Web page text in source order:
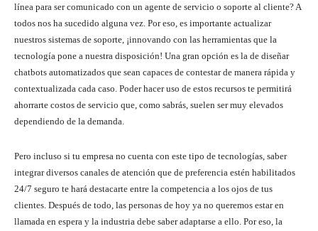
línea para ser comunicado con un agente de servicio o soporte al cliente? A
todos nos ha sucedido alguna vez. Por eso, es importante actualizar
nuestros sistemas de soporte, ¡innovando con las herramientas que la
tecnología pone a nuestra disposición! Una gran opción es la de diseñar
chatbots automatizados que sean capaces de contestar de manera rápida y
contextualizada cada caso. Poder hacer uso de estos recursos te permitirá
ahorrarte costos de servicio que, como sabrás, suelen ser muy elevados
dependiendo de la demanda.
Pero incluso si tu empresa no cuenta con este tipo de tecnologías, saber
integrar diversos canales de atención que de preferencia estén habilitados
24/7 seguro te hará destacarte entre la competencia a los ojos de tus
clientes. Después de todo, las personas de hoy ya no queremos estar en
llamada en espera y la industria debe saber adaptarse a ello. Por eso, la